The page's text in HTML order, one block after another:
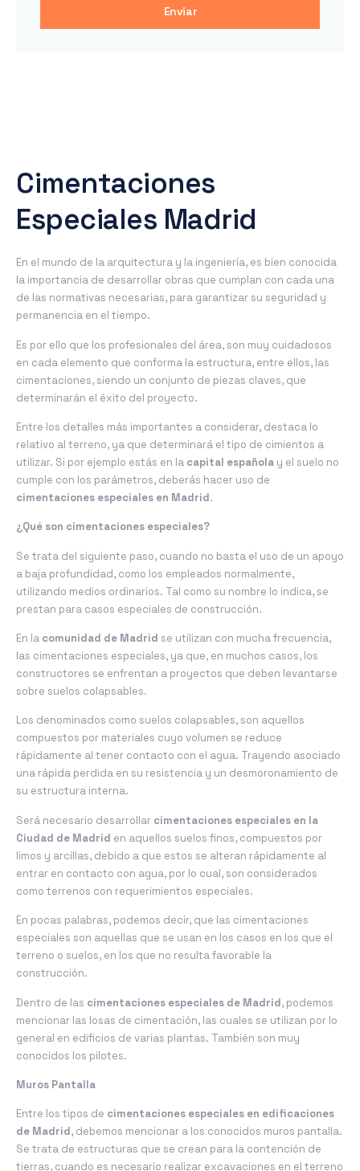
Enviar
Cimentaciones
Especiales Madrid
En el mundo de la arquitectura y la ingeniería, es bien conocida
la importancia de desarrollar obras que cumplan con cada una
de las normativas necesarias, para garantizar su seguridad y
permanencia en el tiempo.
Es por ello que los profesionales del área, son muy cuidadosos
en cada elemento que conforma la estructura, entre ellos, las
cimentaciones, siendo un conjunto de piezas claves, que
determinarán el éxito del proyecto.
Entre los detalles más importantes a considerar, destaca lo
relativo al terreno, ya que determinará el tipo de cimientos a
utilizar. Si por ejemplo estás en la capital española y el suelo no
cumple con los parámetros, deberás hacer uso de
cimentaciones especiales en Madrid.
¿Qué son cimentaciones especiales?
Se trata del siguiente paso, cuando no basta el uso de un apoyo
a baja profundidad, como los empleados normalmente,
utilizando medios ordinarios. Tal como su nombre lo indica, se
prestan para casos especiales de construcción.
En la comunidad de Madrid se utilizan con mucha frecuencia,
las cimentaciones especiales, ya que, en muchos casos, los
constructores se enfrentan a proyectos que deben levantarse
sobre suelos colapsables.
Los denominados como suelos colapsables, son aquellos
compuestos por materiales cuyo volumen se reduce
rápidamente al tener contacto con el agua. Trayendo asociado
una rápida perdida en su resistencia y un desmoronamiento de
su estructura interna.
Será necesario desarrollar cimentaciones especiales en la
Ciudad de Madrid en aquellos suelos finos, compuestos por
limos y arcillas, debido a que estos se alteran rápidamente al
entrar en contacto con agua, por lo cual, son considerados
como terrenos con requerimientos especiales.
En pocas palabras, podemos decir, que las cimentaciones
especiales son aquellas que se usan en los casos en los que el
terreno o suelos, en los que no resulta favorable la
construcción.
Dentro de las cimentaciones especiales de Madrid, podemos
mencionar las losas de cimentación, las cuales se utilizan por lo
general en edificios de varias plantas. También son muy
conocidos los pilotes.
Muros Pantalla
Entre los tipos de cimentaciones especiales en edificaciones
de Madrid, debemos mencionar a los conocidos muros pantalla.
Se trata de estructuras que se crean para la contención de
tierras, cuando es necesario realizar excavaciones en el terreno